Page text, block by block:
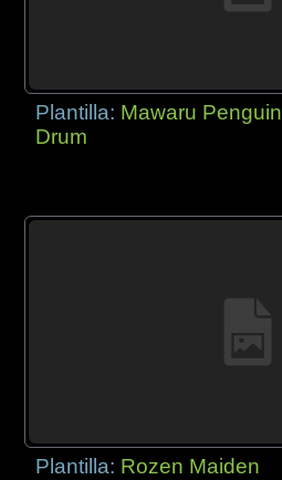
Plantilla: Mawaru Penguin
Drum
Plantilla: Rozen Maiden